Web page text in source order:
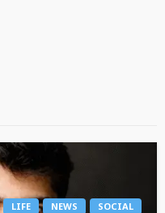
LIFE NEWS
SOCIAL